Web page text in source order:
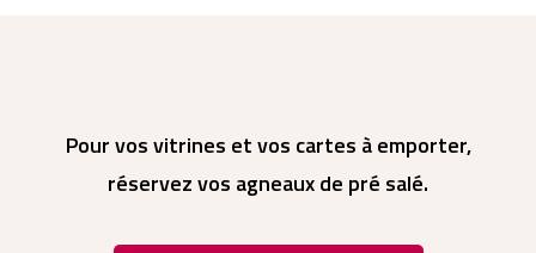
Pour vos vitrines et vos cartes à emporter,
réservez vos agneaux de pré salé.